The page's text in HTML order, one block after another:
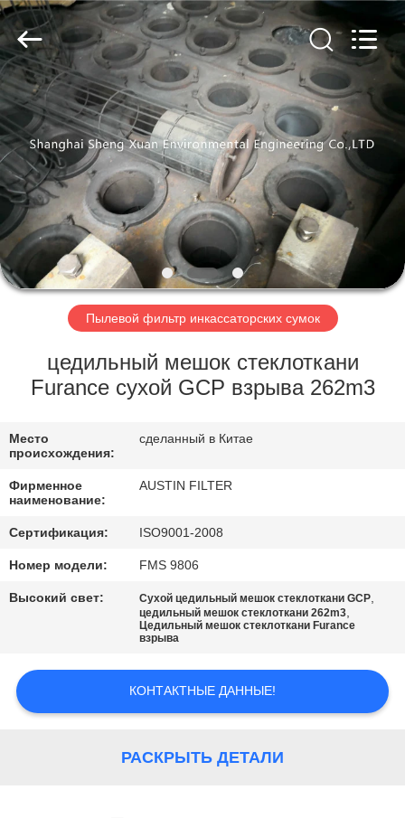
ДОМ
ПРОДУКТЫ
О
НАС
ПУТЕШЕСТВИЕ
ФАБРИКИ
ПРОВЕРКА
СВЯЖИТЕСЬ
МЫ
СПРОСИТЕ
ЦИТАТУ
САЙТА
Engineering
Co.,LTD.
Rights
Reserved.
Developed
by
ECER
Пылевой фильтр инкассаторских сумок
цедильный мешок стеклоткани
Furance сухой GCP взрыва 262m3
Место
происхождения:
сделанный в Китае
Фирменное
наименование:
AUSTIN FILTER
Сертификация: ISO9001-2008
Номер модели: FMS 9806
Высокий свет: Сухой цедильный мешок стеклоткани GCP,
цедильный мешок стеклоткани 262m3,
Цедильный мешок стеклоткани Furance
взрыва
КОНТАКТНЫЕ ДАННЫЕ!
РАСКРЫТЬ ДЕТАЛИ